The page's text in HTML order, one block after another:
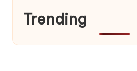
Trending